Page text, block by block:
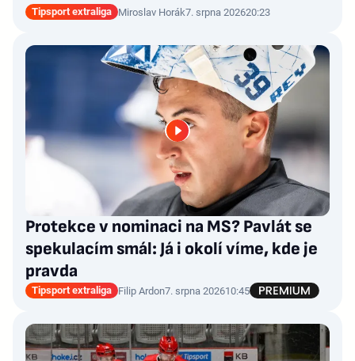
Tipsport extraliga Miroslav Horák7. srpna 202620:23
Protekce v nominaci na MS? Pavlát se
spekulacím smál: Já i okolí víme, kde je
pravda
Tipsport extraliga Filip Ardon7. srpna 202610:45